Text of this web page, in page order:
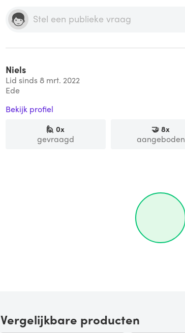
Niels
Lid sinds 8 mrt. 2022
Ede
Bekijk profiel
🙋0x
gevraagd
🤝8x
aangeboden
Vergelijkbare producten